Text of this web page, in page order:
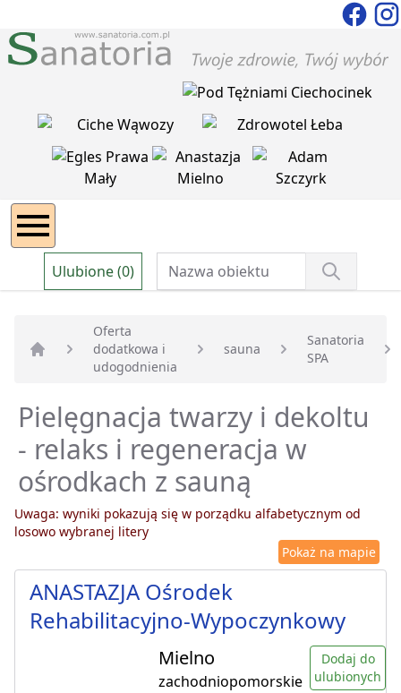
Ulubione (0)
Strona główna
Oferta
dodatkowa i
udogodnienia
sauna
Sanatoria
SPA
Pielęgnacja twarzy i dekoltu
- relaks i regeneracja w
ośrodkach z sauną
Uwaga: wyniki pokazują się w porządku alfabetycznym od
losowo wybranej litery
Pokaż na mapie
ANASTAZJA Ośrodek
Rehabilitacyjno-Wypoczynkowy
Mielno
zachodniopomorskie
Dodaj do
ulubionych